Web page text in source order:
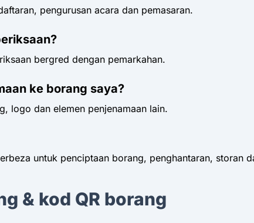
pengurusan acara dan pemasaran.
bergred dengan pemarkahan.
ke borang saya?
logo dan elemen penjenamaan lain.
untuk penciptaan borang, penghantaran, storan
& kod QR borang